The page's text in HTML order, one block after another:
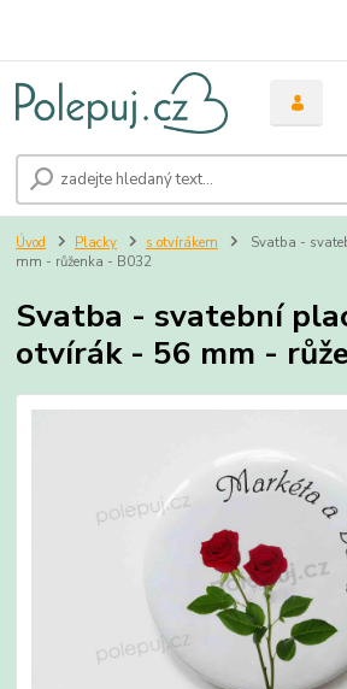
Úvod Placky s otvírákem
Svatba -
mm - růženka - B032
Svatba - svatební
otvírák - 56 mm -